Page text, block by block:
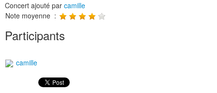
Concert ajouté par camille
Note moyenne :
Participants
camille